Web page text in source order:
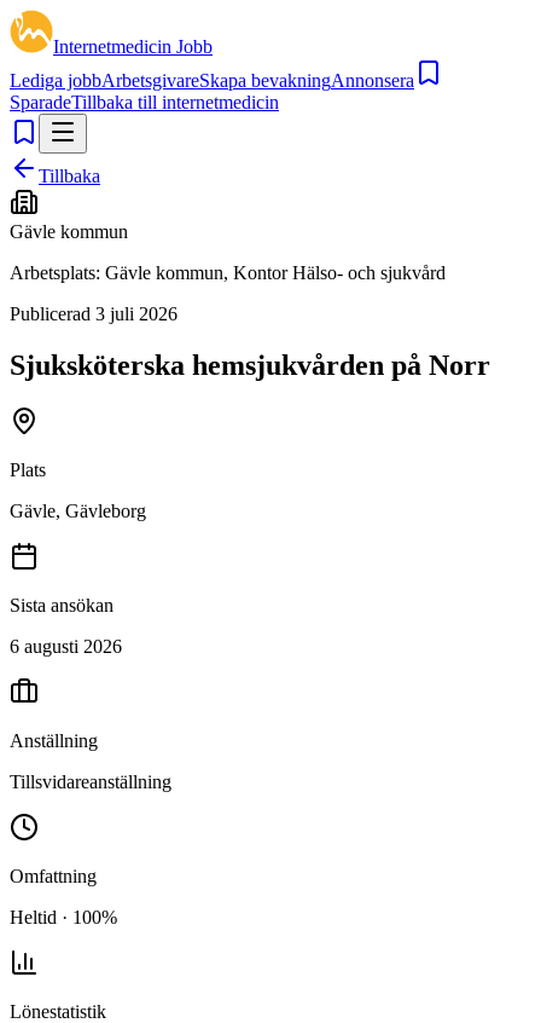
Internetmedicin Jobb
Lediga jobbArbetsgivareSkapa bevakningAnnonsera
SparadeTillbaka till internetmedicin
Tillbaka
Gävle kommun
Arbetsplats: Gävle kommun, Kontor Hälso- och sjukvård
Publicerad 3 juli 2026
Sjuksköterska hemsjukvården på Norr
Plats
Gävle, Gävleborg
Sista ansökan
6 augusti 2026
Anställning
Tillsvidareanställning
Omfattning
Heltid · 100%
Lönestatistik